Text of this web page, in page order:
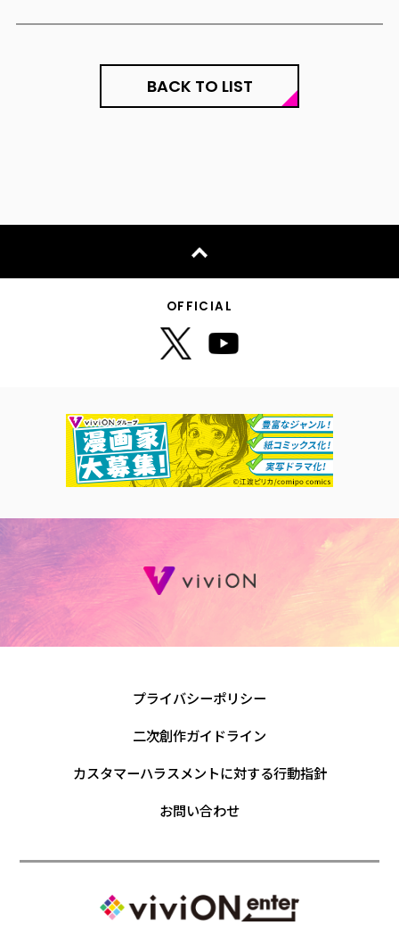
BACK TO LIST
OFFICIAL
プライバシーポリシー
二次創作ガイドライン
カスタマーハラスメントに対する行動指針
お問い合わせ